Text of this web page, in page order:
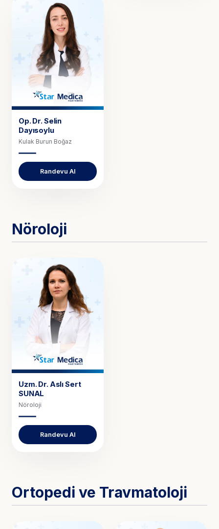
Op. Dr. Selin
Dayısoylu
Kulak Burun Boğaz
Randevu Al
Nöroloji
Uzm. Dr. Aslı Sert
SUNAL
Nöroloji
Randevu Al
Ortopedi ve Travmatoloji